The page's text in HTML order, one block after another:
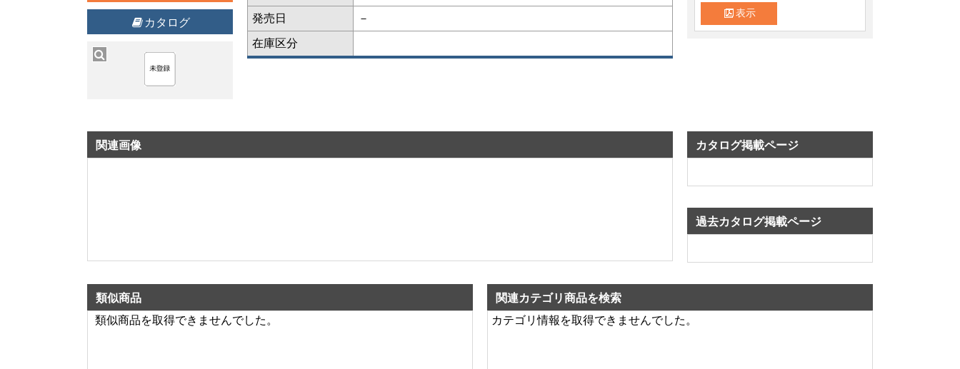
カタログ 発売日 －
在庫区分
表示
関連画像 カタログ掲載ページ
過去カタログ掲載ページ
類似商品
類似商品を取得できませんでした。
関連カテゴリ商品を検索
カテゴリ情報を取得できませんでした。